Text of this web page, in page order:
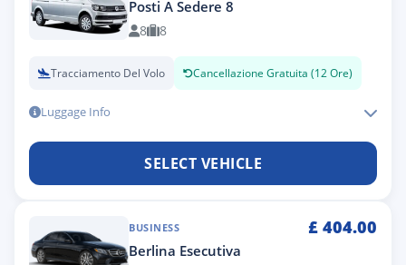
Posti A Sedere 8
8 8
Tracciamento Del Volo Cancellazione Gratuita (12 Ore)
Luggage Info
SELECT VEHICLE
BUSINESS £ 404.00
Berlina Esecutiva